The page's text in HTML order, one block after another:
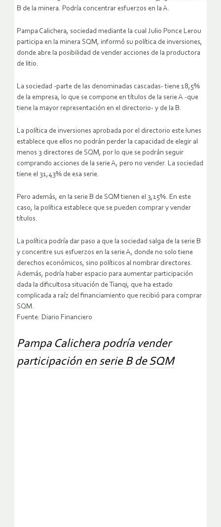
B de la minera. Podría concentrar esfuerzos en la A.
Pampa Calichera, sociedad mediante la cual Julio Ponce Lerou
participa en la minera SQM, informó su política de inversiones,
donde abre la posibilidad de vender acciones de la productora
de litio.
La sociedad -parte de las denominadas cascadas- tiene 18,5%
de la empresa, lo que se compone en títulos de la serie A -que
tiene la mayor representación en el directorio- y de la B.
La política de inversiones aprobada por el directorio este lunes
establece que ellos no podrán perder la capacidad de elegir al
menos 3 directores de SQM, por lo que se podrán seguir
comprando acciones de la serie A, pero no vender. La sociedad
tiene el 31,43% de esa serie.
Pero además, en la serie B de SQM tienen el 3,15%. En este
caso, la política establece que se pueden comprar y vender
títulos.
La política podría dar paso a que la sociedad salga de la serie B
y concentre sus esfuerzos en la serie A, donde no solo tiene
derechos económicos, sino políticos al nombrar directores.
Además, podría haber espacio para aumentar participación
dada la dificultosa situación de Tianqi, que ha estado
complicada a raíz del financiamiento que recibió para comprar
SQM.
Fuente: Diario Financiero
Pampa Calichera podría vender
participación en serie B de SQM